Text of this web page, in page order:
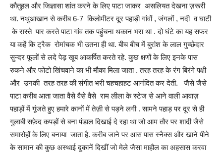
कौतुहल और जिज्ञासा शांत करने के लिए पाटा जाकर असलियत देखना ज़रूरी
था. नथुआखान से करीब 6-7 किलोमीटर दूर पहाड़ी गांवों , जंगलों , नदी व घाटी
के रास्ते पार करते पाटा गांव तक पहुंचना थकान भरा था . दो घंटे का यह सफर
या कहें कि ट्रैक रोमांचक भी उतना ही था. बीच बीच में बुरांश के लाल गुच्छेदार
सुन्दर फूलों से लदे पेड़ खूब आकर्षित करते रहे. कुछ क्षणों के लिए इनके पास
रुकने और फोटो खिंचवाने का भी मौका मिला जाता . तरह तरह के रंग बिरंगे पक्षी
और उनकी तरह तरह की संगीत भरी चहचहाहट आनंदित कर देती. जैसे जैसे
पाटा करीब आता जाता वैसे वैसे वैसे राम लीला के स्टेज से आने वाली आवाज़
पहाड़ों में गूंजते हुए हमारे कानों में तेज़ी से पड़ने लगी . सामने पहाड़ पर दूर से ही
गुलाबी सफ़ेद कपड़ों से बना पंडाल दिखाई दे रहा था जो आम तौर पर शादी जैसे
समारोहों के लिए बनाया जाता है. करीब जाने पर आस पास स्नैक्स और खाने पीने
के सामान की कुछ अस्थाई दुकानें दिखीं जो मेले जैसा माहौल का अहसास करवा